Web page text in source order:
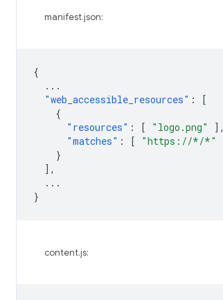
manifest.json:
{
...
"web_accessible_resources" :
[
{
"resources" : [ "logo.png"
],
"matches" : [ "https://*/*"
}
],
...
}
content.js: